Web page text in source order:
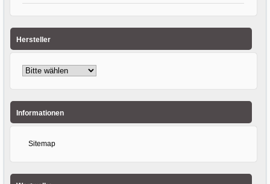
Hersteller
Informationen
Sitemap